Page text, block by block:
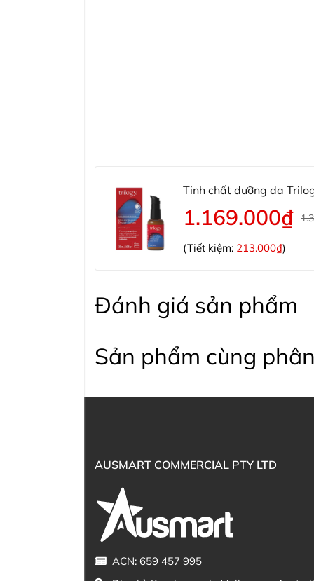
Tinh chất dưỡng da
1.169.000₫
(Tiết kiệm: 213.000₫)
Đánh giá sản phẩm
Sản phẩm cùng
AUSMART COMMERCIAL PTY LTD
ACN: 659 457 995